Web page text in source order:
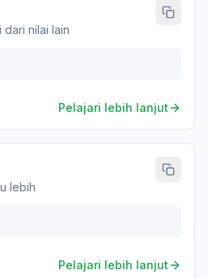
nilai lain
Pelajari lebih lanjut
lebih
Pelajari lebih lanjut